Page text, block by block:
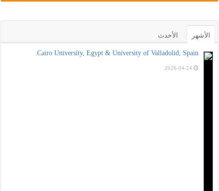
الأشهر الأحدث
Cairo University, Egypt & University of Valladolid, Spain.
2026-04-24